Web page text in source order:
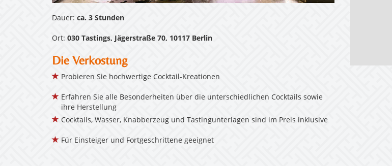
Dauer: ca. 3 Stunden
Ort: 030 Tastings, Jägerstraße 70, 10117 Berlin
Die Verkostung
Probieren Sie hochwertige Cocktail-Kreationen
Erfahren Sie alle Besonderheiten über die unterschiedlichen Cocktails sowie
ihre Herstellung
Cocktails, Wasser, Knabberzeug und Tastingunterlagen sind im Preis inklusive
Für Einsteiger und Fortgeschrittene geeignet